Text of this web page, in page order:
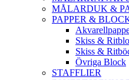
MÅLARDUK &
PAPPER &
Skiss &
Skiss &
Övriga Block
STAFFLIER